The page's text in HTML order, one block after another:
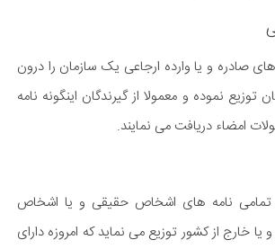
های صادره و یا وارده ارجاعی یک سازمان را درون
نموده و معمولا از گیرندگان اینگونه نامه
امضاء دریافت می نمایند.
نامه های اشخاص حقیقی و یا اشخاص
خارج از کشور توزیع می نماید که امروزه دارای